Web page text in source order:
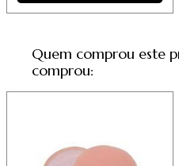
Quem comprou este
comprou: